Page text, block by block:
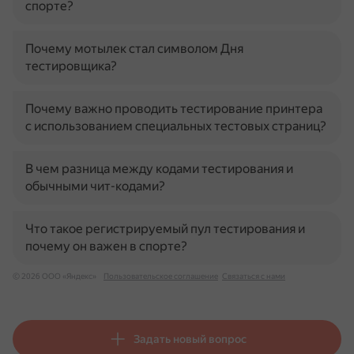
спорте?
Почему мотылек стал символом Дня
тестировщика?
Почему важно проводить тестирование принтера
с использованием специальных тестовых страниц?
В чем разница между кодами тестирования и
обычными чит-кодами?
Что такое регистрируемый пул тестирования и
почему он важен в спорте?
© 2026 ООО «Яндекс» Пользовательское соглашение Связаться с нами
Задать новый вопрос